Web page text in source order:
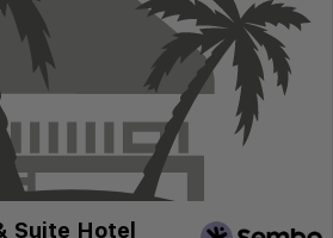
Suite Hotel